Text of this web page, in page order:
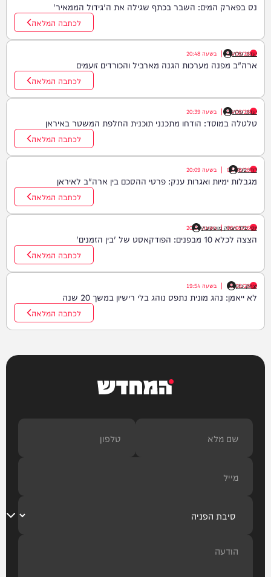
נס בפארק המים: השבר בכתף שגילה את ה'גידול הממאיר'
לכתבה המלאה
יענקי גולדן
06/08/26
| בשעה 20:48
ארה"ב מפנה מערכות הגנה מארביל והכורדים זועמים
לכתבה המלאה
יענקי גולדן
06/08/26
| בשעה 20:39
טלטלה במוסד: הודחו מתכנני תוכנית החלפת המשטר באיראן
לכתבה המלאה
דודי סגל
06/08/26
| בשעה 20:09
מגבלות ימיות ואגרות ענק: פרטי ההסכם בין ארה"ב לאיראן
לכתבה המלאה
יוסי פלד ויצחק מושקוביץ
06/08/26
| בשעה20:00
הצצה לכלא 10 מבפנים: הפודקאסט של 'בין הזמנים'
לכתבה המלאה
יצחק כהן
06/08/26
| בשעה 19:54
לא ייאמן: נהג מונית נתפס נוהג בלי רישיון במשך 20 שנה
לכתבה המלאה
המחדש